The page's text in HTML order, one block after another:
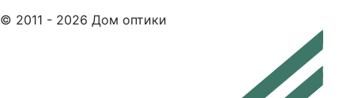
© 2011 - 2026 Дом оптики